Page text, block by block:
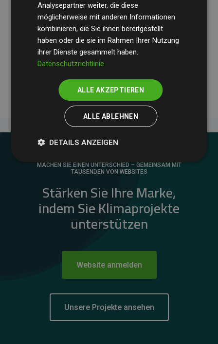
Transparenz und Verlässlichkeit sicherzustellen.
Ihre Prüfungen belegen, dass unsere Investitionen in
Klimaschutzprojekte im Durchschnitt200 % der
geschätzten CO₂-Emissionender teilnehmenden
Websites kompensieren – ein klarer Nachweis für die
messbare Klimawirkung unseres Ansatzes.
MACHEN SIE EINEN UNTERSCHIED – GEMEINSAM MIT
TAUSENDEN VON WEBSITES
Stärken Sie Ihre Marke,
indem Sie Klimaprojekte
unterstützen
Website anmelden
Unsere Projekte ansehen
Analysepartner weiter, die diese
möglicherweise mit anderen Informationen
kombinieren, die Sie ihnen bereitgestellt
haben oder die sie im Rahmen Ihrer Nutzung
ihrer Dienste gesammelt haben.
Datenschutzrichtlinie
ALLE AKZEPTIEREN
ALLE ABLEHNEN
DETAILS ANZEIGEN